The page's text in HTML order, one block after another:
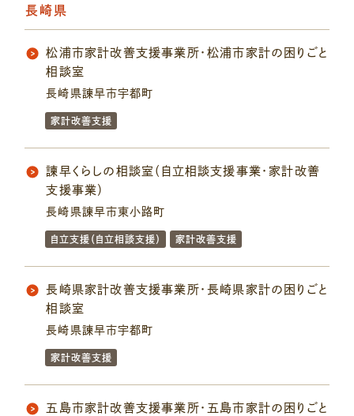
長崎県
松浦市家計改善支援事業所・松浦市家計の困りごと
相談室
長崎県諫早市宇都町
家計改善支援
諫早くらしの相談室（自立相談支援事業・家計改善
支援事業）
長崎県諫早市東小路町
自立支援（自立相談支援） 家計改善支援
長崎県家計改善支援事業所・長崎県家計の困りごと
相談室
長崎県諫早市宇都町
家計改善支援
五島市家計改善支援事業所・五島市家計の困りごと